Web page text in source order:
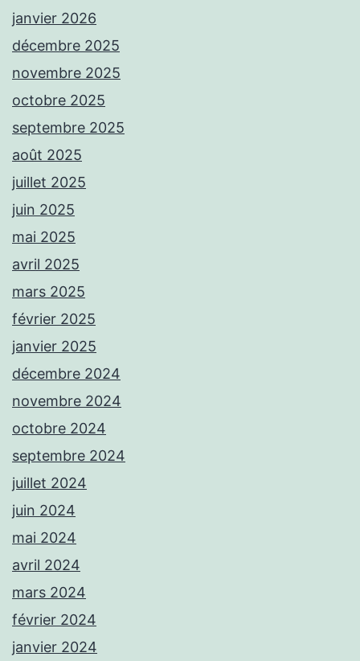
janvier 2026
décembre 2025
novembre 2025
octobre 2025
septembre 2025
août 2025
juillet 2025
juin 2025
mai 2025
avril 2025
mars 2025
février 2025
janvier 2025
décembre 2024
novembre 2024
octobre 2024
septembre 2024
juillet 2024
juin 2024
mai 2024
avril 2024
mars 2024
février 2024
janvier 2024